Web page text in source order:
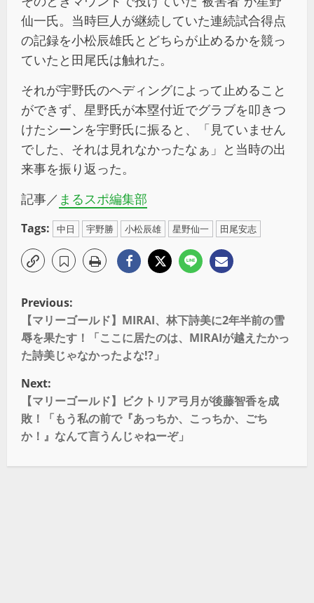
仙一氏。当時巨人が継続していた連続試合得点
の記録を小松辰雄氏とどちらが止めるかを競っ
ていたと田尾氏は触れた。
それが宇野氏のヘディングによって止めること
ができず、星野氏が本塁付近でグラブを叩きつ
けたシーンを宇野氏に振ると、「見ていません
でした、それは見れなかったなぁ」と当時の出
来事を振り返った。
記事／ まるスポ編集部
Tags: 中日 宇野勝 小松辰雄 星野仙一 田尾安志
Previous:
【マリーゴールド】MIRAI、林下詩美に2年半前の雪
辱を果たす！「ここに居たのは、MIRAIが越えたかっ
た詩美じゃなかったよな!?」
Next:
【マリーゴールド】ビクトリア弓月が後藤智香を成
敗！「もう私の前で『あっちか、こっちか、ごち
か！』なんて言うんじゃねーぞ」